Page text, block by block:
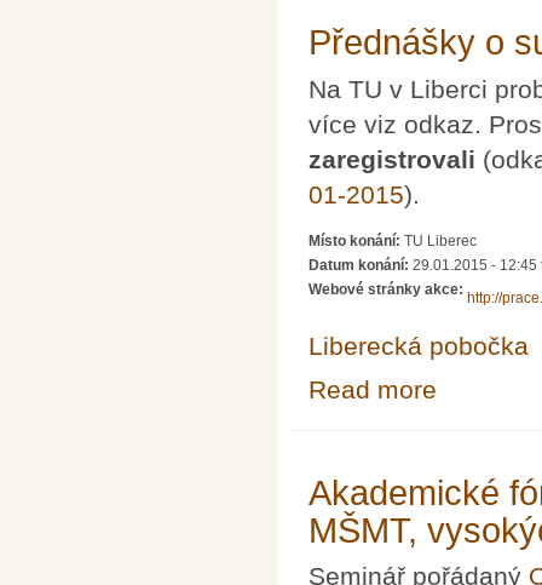
Přednášky o
Na TU v Liberci
více viz odkaz.
zaregistrovali
01-2015).
Místo konání: TU Liberec
Datum konání: 29.01.2015 - 12:45
Webové stránky akce:
http://
Liberecká pobočka
Read more
Akademické
MŠMT,
Seminář pořádaný